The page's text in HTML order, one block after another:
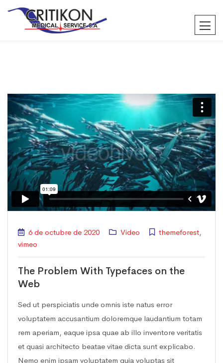
6 de octubre de 2020 Video themeforest,
vimeo
The Problem With Typefaces on the
Web
Sed ut perspiciatis unde omnis iste natus error
voluptatem accusantium doloremque laudantium totam
rem aperiam, eaque ipsa quae ab illo inventore veritatis
et quasi architecto beatae vitae dicta sunt explicabo.
Nemo enim ipsam voluptatem quia voluptas sit